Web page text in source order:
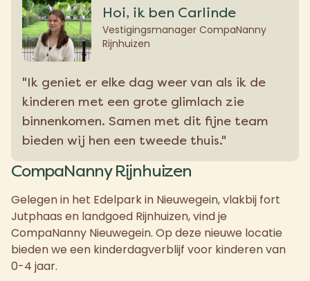
CompaNanny Rijnhuizen
Gelegen in het Edelpark in Nieuwegein, vlakbij fort
Jutphaas en landgoed Rijnhuizen, vind je
CompaNanny Nieuwegein. Op deze nieuwe locatie
bieden we een kinderdagverblijf voor kinderen van
0-4 jaar.
Hoi, ik ben Carlinde
Vestigingsmanager CompaNanny
Rijnhuizen
"Ik geniet er elke dag weer van als ik de
kinderen met een grote glimlach zie
binnenkomen. Samen met dit fijne team
bieden wij hen een tweede thuis."